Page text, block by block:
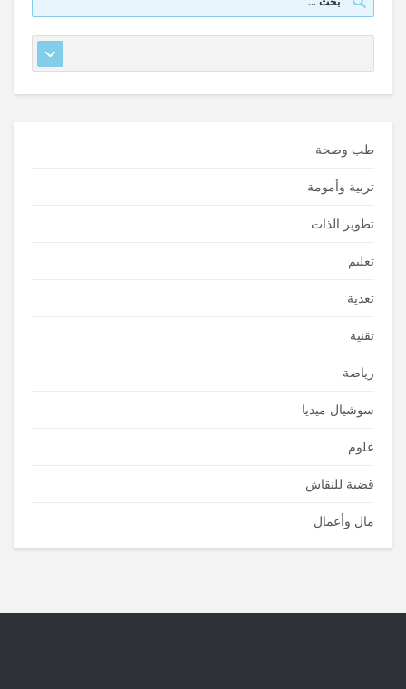
طب وصحة
تربية وأمومة
تطوير الذات
تعليم
تغذية
تقنية
رياضة
سوشيال ميديا
علوم
قضية للنقاش
مال وأعمال